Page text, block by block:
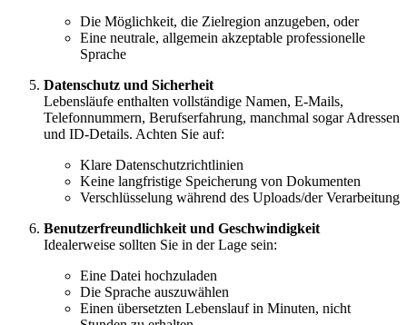
Die Möglichkeit, die Zielregion anzugeben, oder
Eine neutrale, allgemein akzeptable professionelle
Sprache
Datenschutz und Sicherheit
Lebensläufe enthalten vollständige Namen, E-Mails,
Telefonnummern, Berufserfahrung, manchmal sogar Adressen
und ID-Details. Achten Sie auf:
Klare Datenschutzrichtlinien
Keine langfristige Speicherung von Dokumenten
Verschlüsselung während des Uploads/der Verarbeitung
Benutzerfreundlichkeit und Geschwindigkeit
Idealerweise sollten Sie in der Lage sein:
Eine Datei hochzuladen
Die Sprache auszuwählen
Einen übersetzten Lebenslauf in Minuten, nicht